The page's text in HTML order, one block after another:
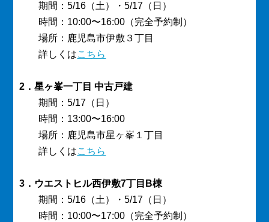
期間：5/16（土）・5/17（日）
時間：10:00〜16:00（完全予約制）
場所：鹿児島市伊敷３丁目
詳しくはこちら
2．星ヶ峯一丁目 中古戸建
期間：5/17（日）
時間：13:00〜16:00
場所：鹿児島市星ヶ峯１丁目
詳しくはこちら
3．ウエストヒル西伊敷7丁目B棟
期間：5/16（土）・5/17（日）
時間：10:00〜17:00（完全予約制）